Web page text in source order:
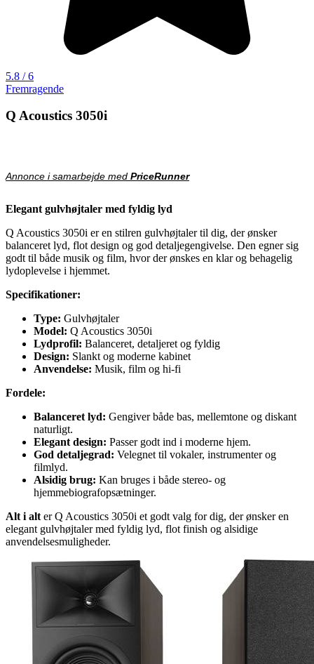
5.8 / 6
Fremragende
Q Acoustics 3050i
Annonce i samarbejde med PriceRunner
Elegant gulvhøjtaler med fyldig lyd
Q Acoustics 3050i er en stilren gulvhøjtaler til dig, der ønsker
balanceret lyd, flot design og god detaljegengivelse. Den egner sig
godt til både musik og film, hvor der ønskes en klar og behagelig
lydoplevelse i hjemmet.
Specifikationer:
Type: Gulvhøjtaler
Model: Q Acoustics 3050i
Lydprofil: Balanceret, detaljeret og fyldig
Design: Slankt og moderne kabinet
Anvendelse: Musik, film og hi-fi
Fordele:
Balanceret lyd: Gengiver både bas, mellemtone og diskant
naturligt.
Elegant design: Passer godt ind i moderne hjem.
God detaljegrad: Velegnet til vokaler, instrumenter og
filmlyd.
Alsidig brug: Kan bruges i både stereo- og
hjemmebiografopsætninger.
Alt i alt er Q Acoustics 3050i et godt valg for dig, der ønsker en
elegant gulvhøjtaler med fyldig lyd, flot finish og alsidige
anvendelsesmuligheder.